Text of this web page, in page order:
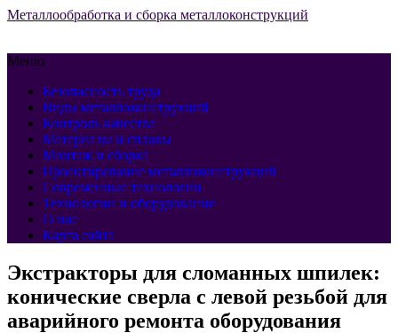
Металлообработка и сборка металлоконструкций
Меню
Безопасность труда
Виды металлоконструкций
Контроль качества
Материалы и сплавы
Монтаж и сборка
Проектирование металлоконструкций
Современные технологии
Технологии и оборудование
О нас
Карта сайта
Экстракторы для сломанных шпилек:
конические сверла с левой резьбой для
аварийного ремонта оборудования